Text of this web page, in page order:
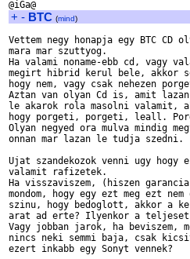
+ - BTC (mind)
Vettem negy honapja egy BTC CD
mara mar szuttyog.
Ha valami noname-ebb cd, vagy
megirt hibrid kerul bele, akkor
hogy nem, vagy csak nehezen
Aztan van olyan Cd is, amit
le akarok rola masolni valamit,
hogy porgeti, porgeti, leall.
Olyan negyed ora mulva mindig
onnan mar lazan le tudja szedni.
Ujat szandekozok venni ugy hogy
valamit rafizetek.
Ha visszaviszem, (hiszen
mondom, hogy egy ezt meg ezt
szinu, hogy bedoglott, akkor a
arat ad erte? Ilyenkor a
Vagy jobban jarok, ha beviszem,
nincs neki semmi baja, csak
ezert inkabb egy Sonyt vennek?